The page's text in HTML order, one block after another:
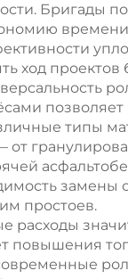
Бригады
времени
ход
позволяет
типы
замены
простоев.
расходы
повышения